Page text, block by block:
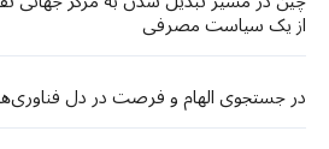
از یک سیاست مصرفی
در جستجوی الهام و فرصت در دل